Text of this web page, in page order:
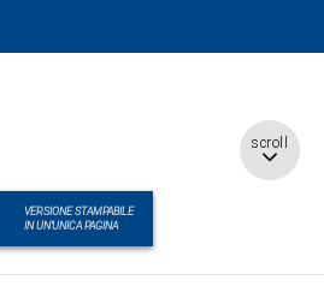
scroll
VERSIONE STAMPABILE
IN UN'UNICA PAGINA